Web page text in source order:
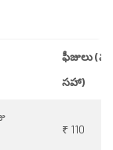
ఫీజులు
సహా)
₹ 110